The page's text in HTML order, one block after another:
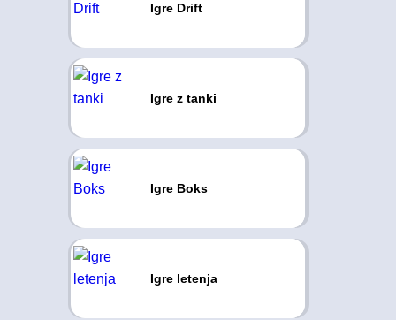
Igre Drift
Igre z tanki
Igre Boks
Igre letenja